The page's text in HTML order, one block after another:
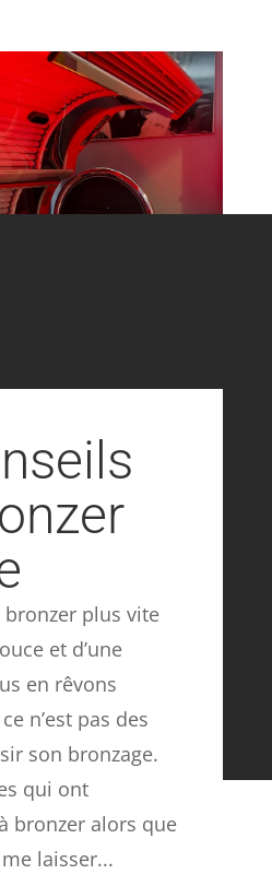
plus vite
et d’une
en rêvons
n’est pas des
son bronzage.
qui ont
bronzer alors que
laisser...